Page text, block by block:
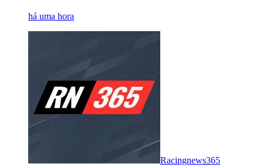
há uma hora
Racingnews365